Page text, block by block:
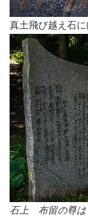
真土飛び越え石に
石上 布留の尊